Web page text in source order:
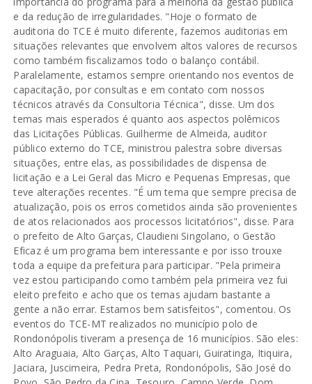
e da redução de irregularidades. "Hoje o formato de
auditoria do TCE é muito diferente, fazemos auditorias em
situações relevantes que envolvem altos valores de recursos
como também fiscalizamos todo o balanço contábil.
Paralelamente, estamos sempre orientando nos eventos de
capacitação, por consultas e em contato com nossos
técnicos através da Consultoria Técnica", disse. Um dos
temas mais esperados é quanto aos aspectos polêmicos
das Licitações Públicas. Guilherme de Almeida, auditor
público externo do TCE, ministrou palestra sobre diversas
situações, entre elas, as possibilidades de dispensa de
licitação e a Lei Geral das Micro e Pequenas Empresas, que
teve alterações recentes. "É um tema que sempre precisa de
atualização, pois os erros cometidos ainda são provenientes
de atos relacionados aos processos licitatórios", disse. Para
o prefeito de Alto Garças, Claudieni Singolano, o Gestão
Eficaz é um programa bem interessante e por isso trouxe
toda a equipe da prefeitura para participar. "Pela primeira
vez estou participando como também pela primeira vez fui
eleito prefeito e acho que os temas ajudam bastante a
gente a não errar. Estamos bem satisfeitos", comentou. Os
eventos do TCE-MT realizados no município polo de
Rondonópolis tiveram a presença de 16 municípios. São eles:
Alto Araguaia, Alto Garças, Alto Taquari, Guiratinga, Itiquira,
Jaciara, Juscimeira, Pedra Preta, Rondonópolis, São José do